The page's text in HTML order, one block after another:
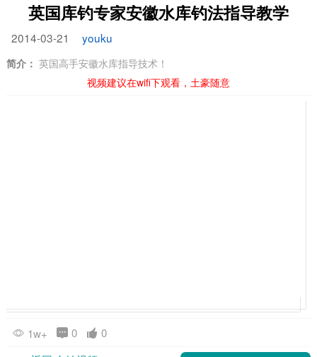
英国库钓专家安徽水库钓法指导教学
2014-03-21 youku
简介： 英国高手安徽水库指导技术！
视频建议在wifi下观看，土豪随意
1w+ 0
0